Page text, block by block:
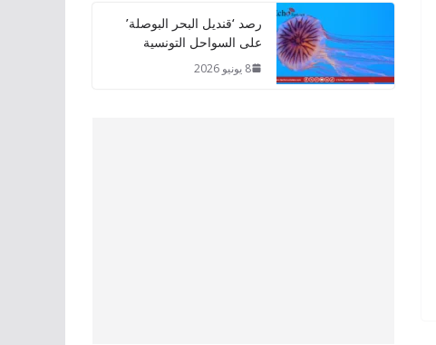
رصد ‘قنديل البحر البوصلة’
على السواحل التونسية
8 يونيو 2026